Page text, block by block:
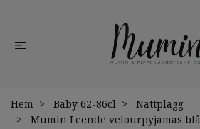
Hem Baby 62-86cl
Nattplagg
Mumin Leende velourpyjamas blå